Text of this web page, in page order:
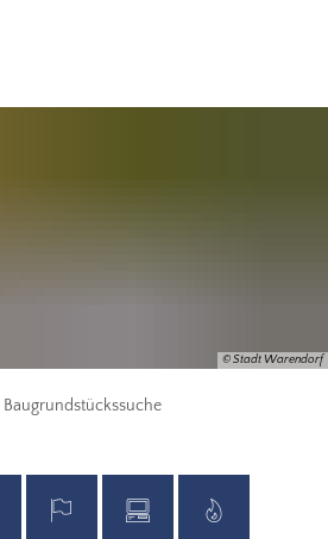
© Stadt Warendorf
Baugrundstückssuche